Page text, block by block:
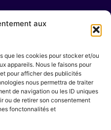
aux
que les cookies pour stocker et/ou
appareils. Nous le faisons pour
pour afficher des publicités
nous permettra de traiter
de navigation ou les ID uniques
ou de retirer son consentement
fonctonnalités et
?